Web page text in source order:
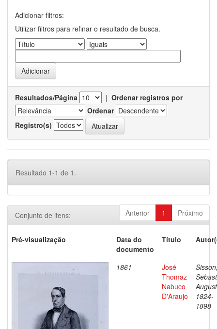
Adicionar filtros:
Utilizar filtros para refinar o resultado de busca.
Resultados/Página | Ordenar registros por
Ordenar
Registro(s)
Resultado 1-1 de 1.
Anterior 1 Próximo
Conjunto de itens:
Pré-visualização
Data do
documento
Título
1861
José
Thomaz
Nabuco
D'Araujo
1824-
1898